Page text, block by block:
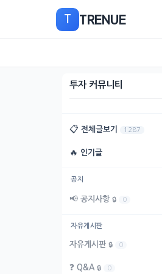
으
이
T TRENUE
투자 커뮤니티
📋 전체글보기 1287
🔥 인기글
공지
📢 공지사항 🔒 0
자유게시판
자유게시판 🔒 0
❓ Q&A 🔒 0